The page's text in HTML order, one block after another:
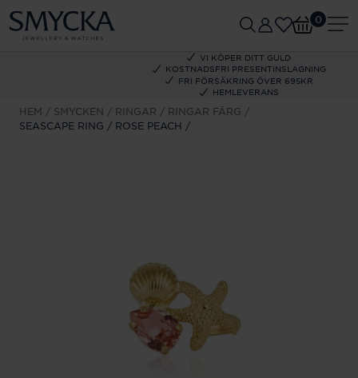
VI KÖPER DITT GULD
KOSTNADSFRI PRESENTINSLAGNING
FRI FÖRSÄKRING ÖVER 695KR
HEMLEVERANS
0
HEM SMYCKEN RINGAR
RINGAR FÄRG
SEASCAPE RING / ROSE PEACH